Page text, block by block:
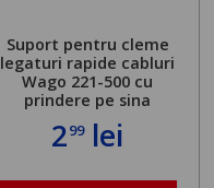
Suport pentru cleme
legaturi rapide cabluri
Wago 221-500 cu
prindere pe sina
299lei